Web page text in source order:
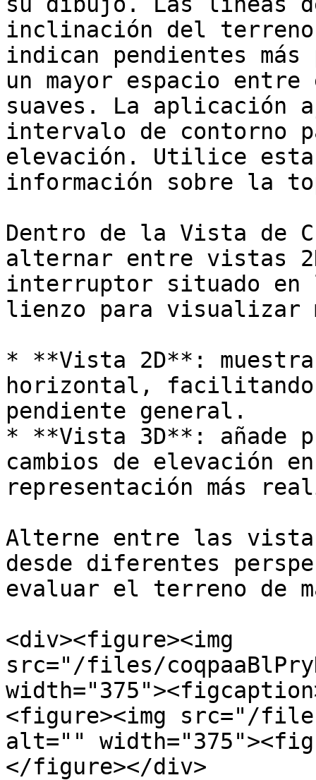
inclinación del
indican pendientes
un mayor espacio
suaves. La aplicación
intervalo de contorno
elevación. Utilice
información sobre la
Dentro de la Vista de
alternar entre vistas
interruptor situado
lienzo para visualizar
* **Vista 2D**:
horizontal,
pendiente general.
* **Vista 3D**: añade
cambios de elevación
representación más
Alterne entre las
desde diferentes
evaluar el terreno de
<div><figure><img
src="/files/
<figure><img src="/
alt=""
</figure></div>